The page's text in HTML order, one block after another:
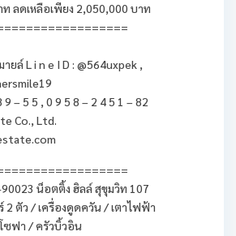
ลดเหลือเพียง 2,050,000 บาท
ล์ L i n e I D : @564uxpek ,
9 – 5 5 , 0 9 5 8 – 2 4 5 1 – 82
Co., Ltd.
น็อตติ้ง ฮิลล์ สุขุมวิท 107
2 ตัว / เครื่องดูดควัน / เตาไฟฟ้า
ซฟา / ครัวบิ้วอิน